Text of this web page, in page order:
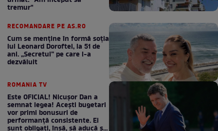
tremur"
RECOMANDARE PE AS.RO
Cum se menţine în formă soţia
lui Leonard Doroftei, la 51 de
ani. „Secretul” pe care l-a
dezvăluit
ROMANIA TV
Este OFICIAL! Nicușor Dan a
semnat legea! Acești bugetari
vor primi bonusuri de
performanță consistente. Ei
sunt obligați, însă, să aducă și